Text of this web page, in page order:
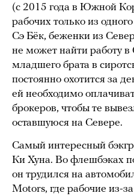
(с 2015 года в Южной
рабочих только из
Сэ Бёк, беженки из
не может найти работу
младшего брата в
постоянно охотится за
ей необходимо
брокеров, чтобы те
оставшуюся на Севере.
Самый интересный
Ки Хуна. Во флешбэках
он трудился на
Motors, где рабочие из-